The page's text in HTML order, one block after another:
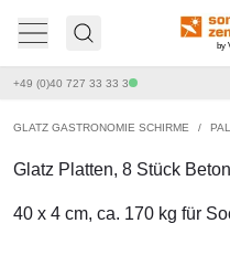
by
+49 (0)40 727 33 33 3
GLATZ GASTRONOMIE SCHIRME /
Glatz Platten, 8 Stück
40 x 4 cm, ca. 170 kg für